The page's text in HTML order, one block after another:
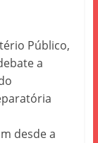
Público,
a
desde a